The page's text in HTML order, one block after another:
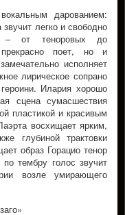
дарованием:
легко и свободно
– от теноровых до
поет, но и
исполняет
лирическое сопрано
Илария хорошо
сцена сумасшествия
пластикой и красивым
восхищает ярким,
глубиной трактовки
образ Горацио тенор
тембру голос звучит
возле умирающего